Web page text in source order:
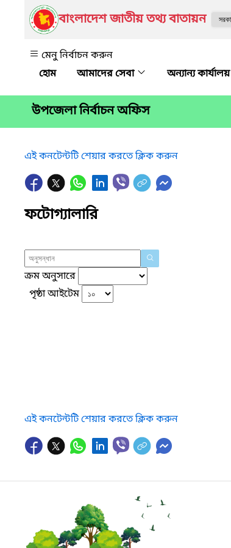
বাংলাদেশ জাতীয় তথ্য বাতায়ন
মেনু নির্বাচন করুন
আমাদের সেবা
অন্যান্য কার্যালয়
উপজেলা নির্বাচন অফিস
এই কনটেন্টটি শেয়ার করতে ক্লিক করুন
ফটোগ্যালারি
ক্রম অনুসারে
পৃষ্ঠা আইটেম
এই কনটেন্টটি শেয়ার করতে ক্লিক করুন